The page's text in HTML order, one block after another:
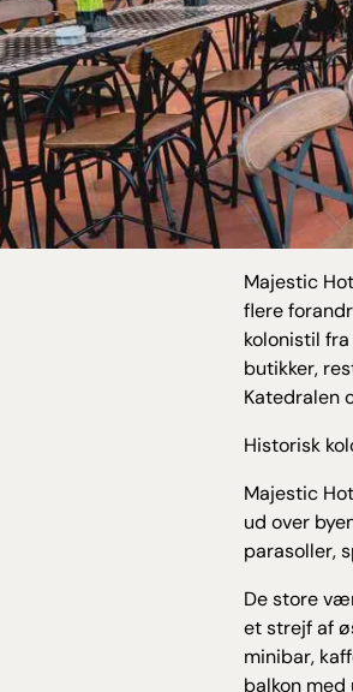
Majestic
flere
kolonistil
butikker,
Katedralen
Historisk
Majestic
ud over
parasoller,
De store
et strejf af
minibar,
balkon